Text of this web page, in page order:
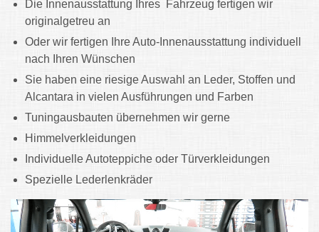
Die Innenausstattung Ihres Fahrzeug fertigen wir
originalgetreu an
Oder wir fertigen Ihre Auto-Innenausstattung individuell
nach Ihren Wünschen
Sie haben eine riesige Auswahl an Leder, Stoffen und
Alcantara in vielen Ausführungen und Farben
Tuningausbauten übernehmen wir gerne
Himmelverkleidungen
Individuelle Autoteppiche oder Türverkleidungen
Spezielle Lederlenkräder